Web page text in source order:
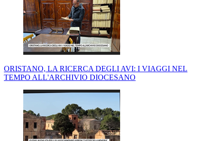
ORISTANO, LA RICERCA DEGLI AVI: I VIAGGI NEL
TEMPO ALL'ARCHIVIO DIOCESANO